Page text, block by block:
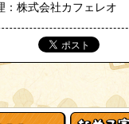
：株式会社カフェレオ